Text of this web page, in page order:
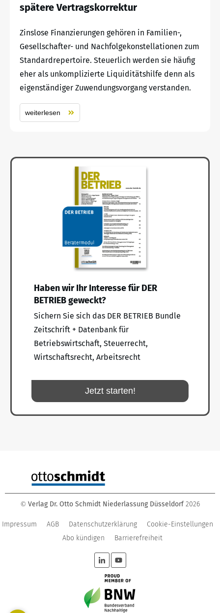
spätere Vertragskorrektur
Zinslose Finanzierungen gehören in Familien-,
Gesellschafter- und Nachfolgekonstellationen zum
Standardrepertoire. Steuerlich werden sie häufig
eher als unkomplizierte Liquiditätshilfe denn als
eigenständiger Zuwendungsvorgang verstanden.
weiterlesen
Haben wir Ihr Interesse für DER
BETRIEB geweckt?
Sichern Sie sich das DER BETRIEB Bundle
Zeitschrift + Datenbank für
Betriebswirtschaft, Steuerrecht,
Wirtschaftsrecht, Arbeitsrecht
Jetzt starten!
© Verlag Dr. Otto Schmidt Niederlassung Düsseldorf 2026
Impressum AGB Datenschutzerklärung
Cookie-Einstellungen
Abo kündigen
Barrierefreiheit